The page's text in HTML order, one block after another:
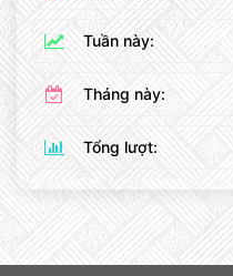
Tuần này:
Tháng này:
Tổng lượt: